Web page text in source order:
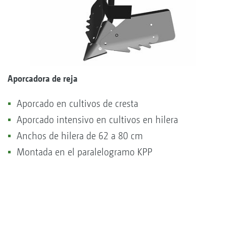
Aporcadora de reja
Aporcado en cultivos de cresta
Aporcado intensivo en cultivos en hilera
Anchos de hilera de 62 a 80 cm
Montada en el paralelogramo KPP